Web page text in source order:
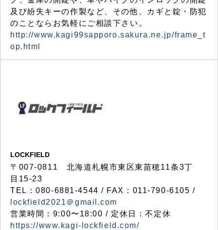
及び紛失キーの作製など、その他、カギと錠・防犯
のことならお気軽にご相談下さい。
http://www.kagi99sapporo.sakura.ne.jp/frame_t
op.html
LOCKFIELD
〒007-0811 北海道札幌市東区東苗穂11条3丁
目15-23
TEL：080-6881-4544 / FAX：011-790-6105 /
lockfield2021＠gmail.com
営業時間：9:00〜18:00 / 定休日：不定休
https://www.kagi-lockfield.com/